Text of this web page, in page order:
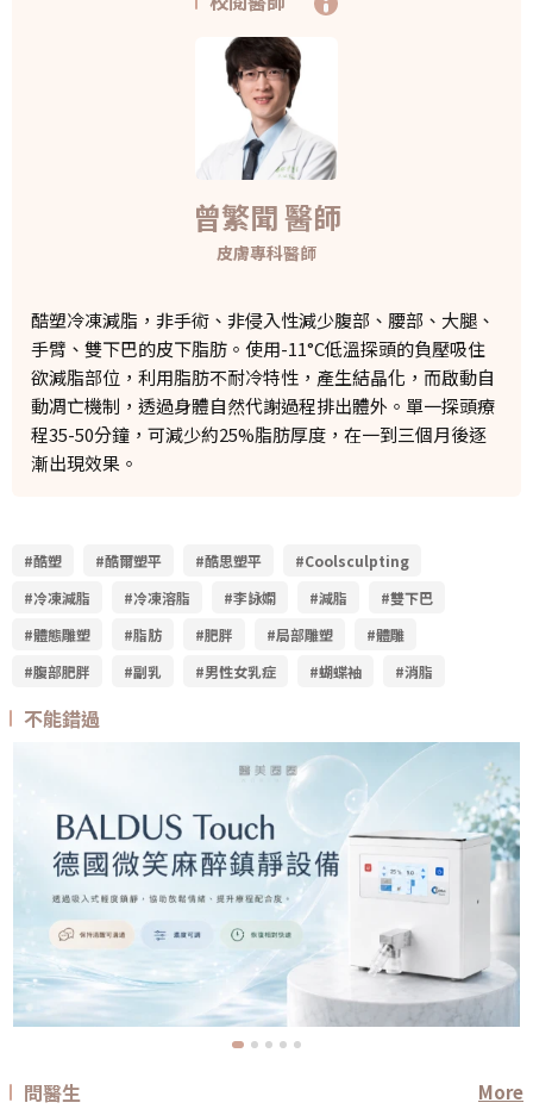
曾繁聞 醫師
皮膚專科醫師
酷塑冷凍減脂，非手術、非侵入性減少腹部、腰部、大腿、
手臂、雙下巴的皮下脂肪。使用-11°C低溫探頭的負壓吸住
欲減脂部位，利用脂肪不耐冷特性，產生結晶化，而啟動自
動凋亡機制，透過身體自然代謝過程排出體外。單一探頭療
程35-50分鐘，可減少約25%脂肪厚度，在一到三個月後逐
漸出現效果。
#酷塑 #酷爾塑平 #酷思塑平
#Coolsculpting
#冷凍減脂
#冷凍溶脂 #李詠嫻 #減脂
#雙下巴
#體態雕塑
#脂肪 #肥胖 #局部雕塑
#體雕
#腹部肥胖
#副乳 #男性女乳症 #蝴蝶袖 #消脂
不能錯過
問醫生 More